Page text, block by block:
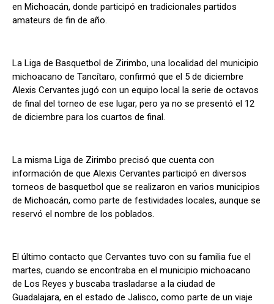
en Michoacán, donde participó en tradicionales partidos
amateurs de fin de año.
La Liga de Basquetbol de Zirimbo, una localidad del municipio
michoacano de Tancítaro, confirmó que el 5 de diciembre
Alexis Cervantes jugó con un equipo local la serie de octavos
de final del torneo de ese lugar, pero ya no se presentó el 12
de diciembre para los cuartos de final.
La misma Liga de Zirimbo precisó que cuenta con
información de que Alexis Cervantes participó en diversos
torneos de basquetbol que se realizaron en varios municipios
de Michoacán, como parte de festividades locales, aunque se
reservó el nombre de los poblados.
El último contacto que Cervantes tuvo con su familia fue el
martes, cuando se encontraba en el municipio michoacano
de Los Reyes y buscaba trasladarse a la ciudad de
Guadalajara, en el estado de Jalisco, como parte de un viaje